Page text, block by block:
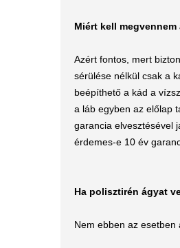
Miért kell
Azért fontos, mert
sérülése nélkül csak a
beépíthető a kád a
a láb egyben az előlap
garancia elvesztésével
érdemes-e 10 év
Ha polisztirén ágyat
Nem ebben az esetben